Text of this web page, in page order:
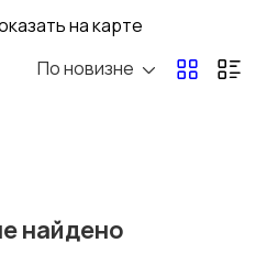
Купание
на карте
По новизне
найдено